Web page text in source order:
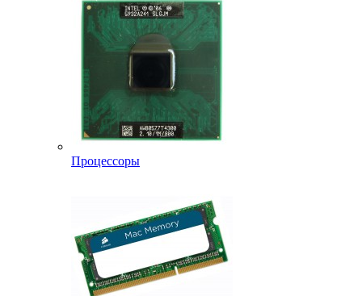
Процессоры